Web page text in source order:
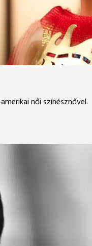
női színésznővel.